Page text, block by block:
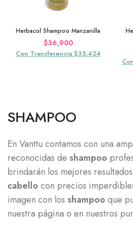
Herbacol Shampoo Manzanilla
$36,900
Con Transferencia $35,424
SHAMPOO
En Vanttu contamos con una
reconocidas de shampoo
brindarán los mejores
cabello con precios
imagen con los shampoo que
nuestra página o en nuestros